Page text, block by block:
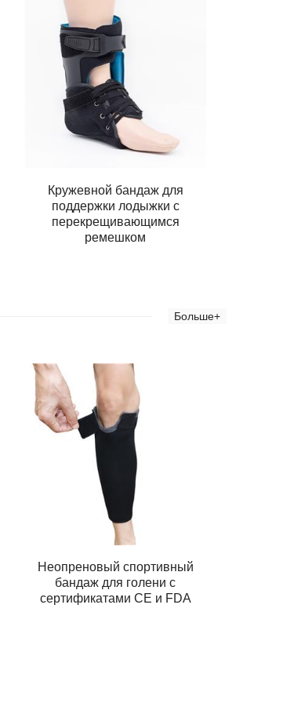
Кружевной бандаж для
поддержки лодыжки с
перекрещивающимся
ремешком
Больше+
Неопреновый спортивный
бандаж для голени с
сертификатами CE и FDA